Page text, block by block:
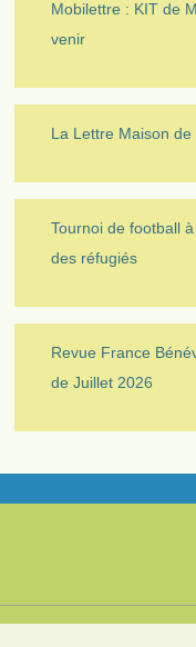
Mobilettre : KIT de
venir
La Lettre Maison de
Tournoi de football
des réfugiés
Revue France
de Juillet 2026